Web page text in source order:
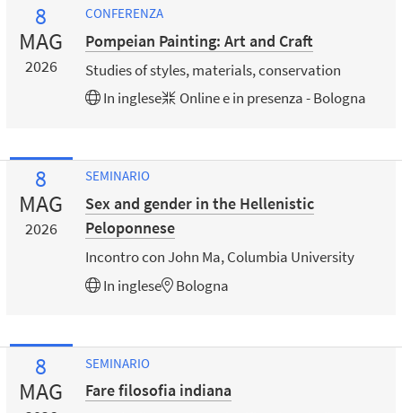
8
MAG
2026
CONFERENZA
Pompeian Painting: Art and Craft
Studies of styles, materials, conservation
In inglese Online e in presenza - Bologna
8
MAG
2026
SEMINARIO
Sex and gender in the Hellenistic
Peloponnese
Incontro con John Ma, Columbia University
In inglese Bologna
8
MAG
SEMINARIO
Fare filosofia indiana